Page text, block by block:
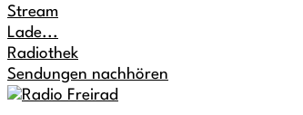
Stream
Lade...
Radiothek
Sendungen nachhören